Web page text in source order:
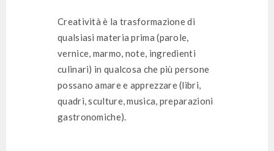
Creatività è la trasformazione di
qualsiasi materia prima (parole,
vernice, marmo, note, ingredienti
culinari) in qualcosa che più persone
possano amare e apprezzare (libri,
quadri, sculture, musica, preparazioni
gastronomiche).